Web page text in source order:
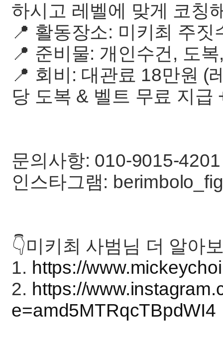
하시고 레벨에 맞게 코칭
📍 활동장소: 미키최 주
📍 준비물: 개인수건, 도
📍 회비: 대관료 18만원 (
당 도복 & 벨트 무료 지급
문의사항: 010-9015-4201
인스타그램:
👇미키최 사범님 더 알아
1. https://
2. https://
e=amd5MTRqcTBpdWI4